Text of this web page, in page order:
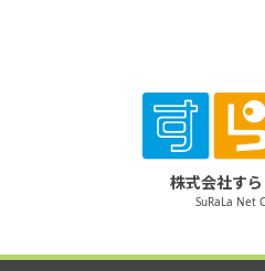
株式会社す
SuRaLa Net